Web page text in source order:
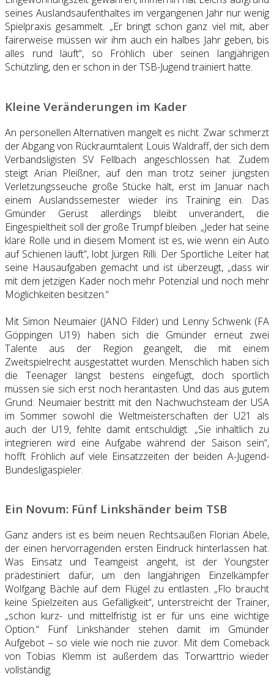
seines Auslandsaufenthaltes im vergangenen Jahr nur wenig
Spielpraxis gesammelt. „Er bringt schon ganz viel mit, aber
fairerweise müssen wir ihm auch ein halbes Jahr geben, bis
alles rund läuft“, so Fröhlich über seinen langjährigen
Schützling, den er schon in der TSB-Jugend trainiert hatte.
Kleine Veränderungen im Kader
An personellen Alternativen mangelt es nicht. Zwar schmerzt
der Abgang von Rückraumtalent Louis Waldraff, der sich dem
Verbandsligisten SV Fellbach angeschlossen hat. Zudem
steigt Arian Pleißner, auf den man trotz seiner jüngsten
Verletzungsseuche große Stücke hält, erst im Januar nach
einem Auslandssemester wieder ins Training ein. Das
Gmünder Gerüst allerdings bleibt unverändert, die
Eingespieltheit soll der große Trumpf bleiben. „Jeder hat seine
klare Rolle und in diesem Moment ist es, wie wenn ein Auto
auf Schienen läuft“, lobt Jürgen Rilli. Der Sportliche Leiter hat
seine Hausaufgaben gemacht und ist überzeugt, „dass wir
mit dem jetzigen Kader noch mehr Potenzial und noch mehr
Möglichkeiten besitzen.“
Mit Simon Neumaier (JANO Filder) und Lenny Schwenk (FA
Göppingen U19) haben sich die Gmünder erneut zwei
Talente aus der Region geangelt, die mit einem
Zweitspielrecht ausgestattet wurden. Menschlich haben sich
die Teenager längst bestens eingefügt, doch sportlich
müssen sie sich erst noch herantasten. Und das aus gutem
Grund: Neumaier bestritt mit den Nachwuchsteam der USA
im Sommer sowohl die Weltmeisterschaften der U21 als
auch der U19, fehlte damit entschuldigt. „Sie inhaltlich zu
integrieren wird eine Aufgabe während der Saison sein“,
hofft Fröhlich auf viele Einsatzzeiten der beiden A-Jugend-
Bundesligaspieler.
Ein Novum: Fünf Linkshänder beim TSB
Ganz anders ist es beim neuen Rechtsaußen Florian Abele,
der einen hervorragenden ersten Eindruck hinterlassen hat.
Was Einsatz und Teamgeist angeht, ist der Youngster
prädestiniert dafür, um den langjährigen Einzelkämpfer
Wolfgang Bächle auf dem Flügel zu entlasten. „Flo braucht
keine Spielzeiten aus Gefälligkeit“, unterstreicht der Trainer,
„schon kurz- und mittelfristig ist er für uns eine wichtige
Option.“ Fünf Linkshänder stehen damit im Gmünder
Aufgebot – so viele wie noch nie zuvor. Mit dem Comeback
von Tobias Klemm ist außerdem das Torwarttrio wieder
vollständig.